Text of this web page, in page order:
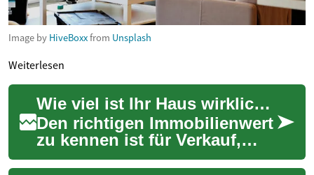
Image by HiveBoxxfrom Unsplash
Weiterlesen
Wie viel ist Ihr Haus wirklich wert? Komplett-Guide
Den richtigen Immobilienwert
zu kennen ist für Verkauf,
Refinanzierung oder Planung